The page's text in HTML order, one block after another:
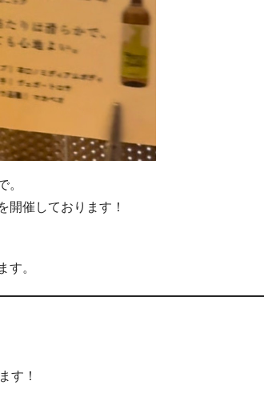
。
開催しております！
す。
す！